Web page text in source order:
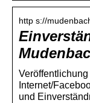
http s://
Internet/
und